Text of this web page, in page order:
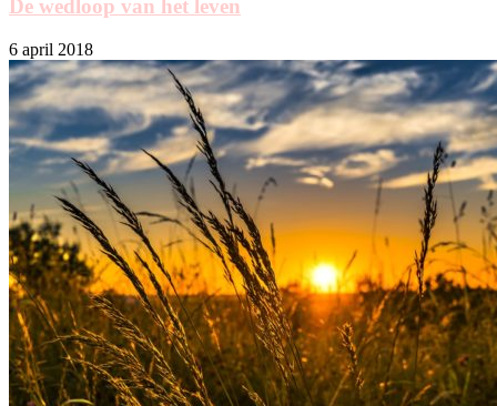
De wedloop van het leven
6 april 2018